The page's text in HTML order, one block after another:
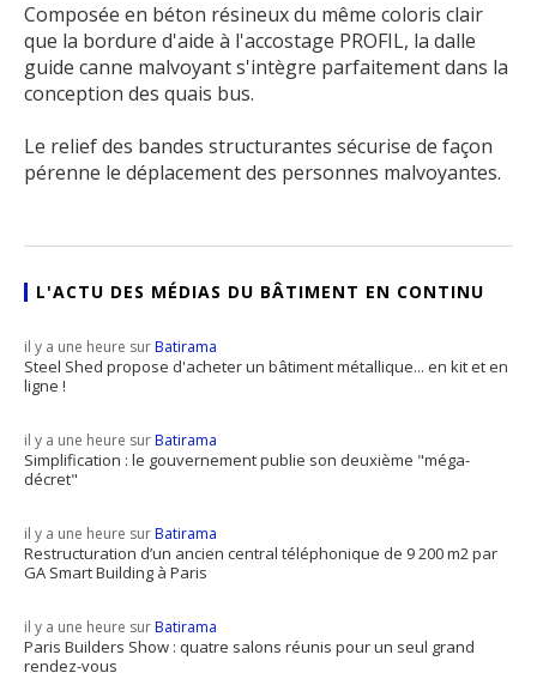
Composée en béton résineux du même coloris clair
que la bordure d'aide à l'accostage PROFIL, la dalle
guide canne malvoyant s'intègre parfaitement dans la
conception des quais bus.
Le relief des bandes structurantes sécurise de façon
pérenne le déplacement des personnes malvoyantes.
L'ACTU DES MÉDIAS DU BÂTIMENT EN CONTINU
il y a une heure surBatirama
Steel Shed propose d'acheter un bâtiment métallique... en kit et en
ligne !
il y a une heure surBatirama
Simplification : le gouvernement publie son deuxième "méga-
décret"
il y a une heure surBatirama
Restructuration d’un ancien central téléphonique de 9 200 m2 par
GA Smart Building à Paris
il y a une heure surBatirama
Paris Builders Show : quatre salons réunis pour un seul grand
rendez-vous